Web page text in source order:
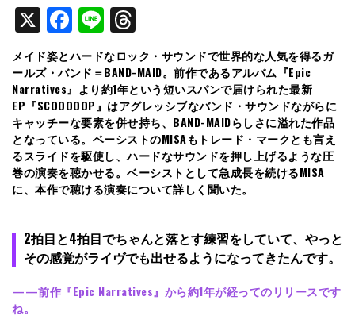
X Facebook
Line
メイド姿とハードなロック・サウンドで世界的な人気を得るガ
ールズ・バンド＝BAND-MAID。前作であるアルバム『Epic
Narratives』より約1年という短いスパンで届けられた最新
EP『SCOOOOOP』はアグレッシブなバンド・サウンドながらに
キャッチーな要素を併せ持ち、BAND-MAIDらしさに溢れた作品
となっている。ベーシストのMISAもトレード・マークとも言え
るスライドを駆使し、ハードなサウンドを押し上げるような圧
巻の演奏を聴かせる。ベーシストとして急成長を続けるMISA
に、本作で聴ける演奏について詳しく聞いた。
2拍目と4拍目でちゃんと落とす練習をしていて、やっと
その感覚がライヴでも出せるようになってきたんです。
——前作『Epic Narratives』から約1年が経ってのリリースです
ね。